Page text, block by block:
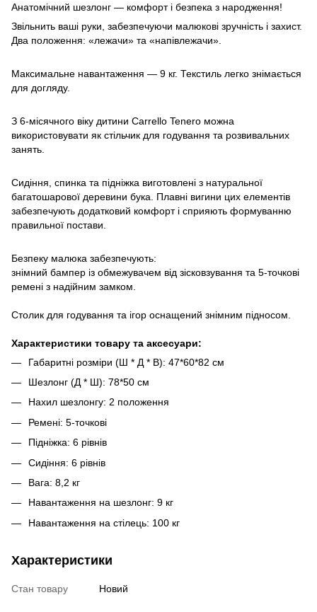
Анатомічний шезлонг — комфорт і безпека з народження!
Звільнить ваші руки, забезпечуючи малюкові зручність і захист.
Два положення: «лежачи» та «напівлежачи».
Максимальне навантаження — 9 кг. Текстиль легко знімається
для догляду.
З 6-місячного віку дитини Carrello Tenero можна
використовувати як стільчик для годування та розвивальних
занять.
Сидіння, спинка та підніжка виготовлені з натуральної
багатошарової деревини бука. Плавні вигини цих елементів
забезпечують додатковий комфорт і сприяють формуванню
правильної постави.
Безпеку малюка забезпечують:
знімний бампер із обмежувачем від зісковзування та 5-точкові
ремені з надійним замком.
Столик для годування та ігор оснащений знімним підносом.
Характеристики товару та аксесуари:
Габаритні розміри (Ш * Д * В): 47*60*82 см
Шезлонг (Д * Ш): 78*50 см
Нахил шезлонгу: 2 положення
Ремені: 5-точкові
Підніжка: 6 рівнів
Сидіння: 6 рівнів
Вага: 8,2 кг
Навантаження на шезлонг: 9 кг
Навантаження на стілець: 100 кг
Характеристики
Стан товару Новий